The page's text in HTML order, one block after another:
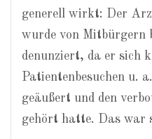
generell wirkt: Der
wurde von Mitbürgern
denunziert, da er sich
Patientenbesuchen u.
geäußert und den
gehört hatte. Das war